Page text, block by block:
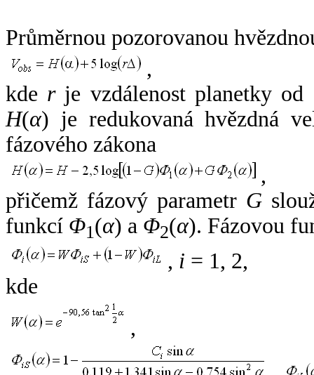
Průměrnou pozorovanou
,
kde rje vzdálenost planetky od
H(α) je redukovaná hvězdná
fázového zákona
,
přičemž fázový parametr G
funkcí Φ1(α) a Φ2(α). Fázovou
, i = 1, 2,
kde
,